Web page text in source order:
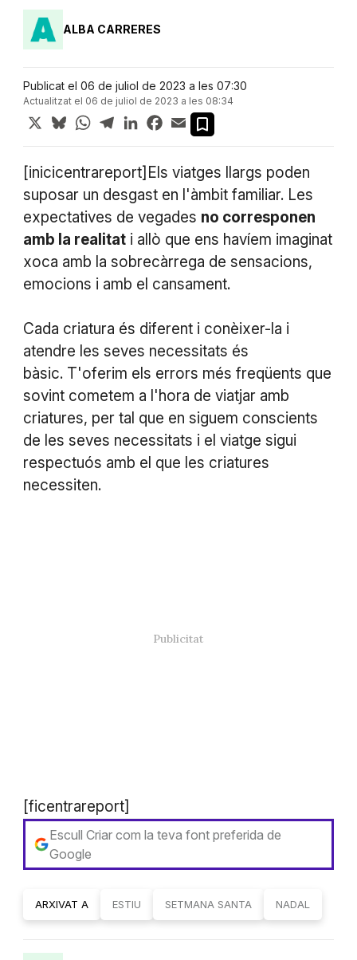
ALBA CARRERES
Publicat el 06 de juliol de 2023 a les 07:30
Actualitzat el 06 de juliol de 2023 a les 08:34
X BlueskyWhatsApp
TelegramLinkedInFacebook
Email
[inicicentrareport]Els viatges llargs poden
suposar un desgast en l'àmbit familiar. Les
expectatives de vegades no corresponen
amb la realitati allò que ens havíem imaginat
xoca amb la sobrecàrrega de sensacions,
emocions i amb el cansament.
Cada criatura és diferent i conèixer-la i
atendre les seves necessitats és
bàsic. T'oferim els errors més freqüents que
sovint cometem a l'hora de viatjar amb
criatures, per tal que en siguem conscients
de les seves necessitats i el viatge sigui
respectuós amb el que les criatures
necessiten.
[ficentrareport]
Escull Criar com la teva font preferida de
Google
ARXIVAT A ESTIU SETMANA SANTA NADAL